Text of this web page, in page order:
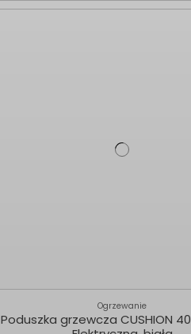
Ogrzewanie
Poduszka grzewcza CUSHION